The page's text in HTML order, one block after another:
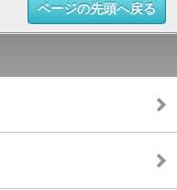
ページの先頭へ戻る